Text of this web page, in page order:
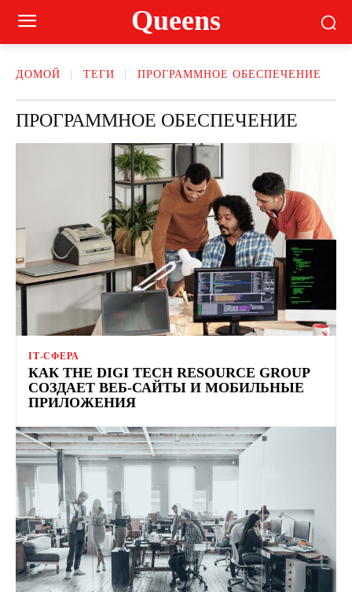
Queens
ДОМОЙ ТЕГИ ПРОГРАММНОЕ ОБЕСПЕЧЕНИЕ
ПРОГРАММНОЕ ОБЕСПЕЧЕНИЕ
ІТ-СФЕРА
КАК THE DIGI TECH RESOURCE GROUP
СОЗДАЕТ ВЕБ-САЙТЫ И МОБИЛЬНЫЕ
ПРИЛОЖЕНИЯ